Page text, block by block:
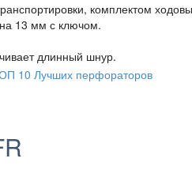
комплектом
13 мм с ключом.
длинный шнур.